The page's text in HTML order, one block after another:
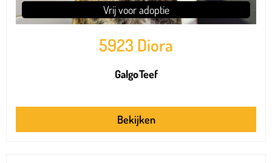
Vrij voor adoptie
5923 Diora
GalgoTeef
Bekijken